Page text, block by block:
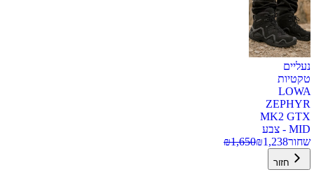
נעליים
טקטיות
LOWA
ZEPHYR
MK2 GTX
MID - צבע
שחור
₪1,238
₪1,650
חזור